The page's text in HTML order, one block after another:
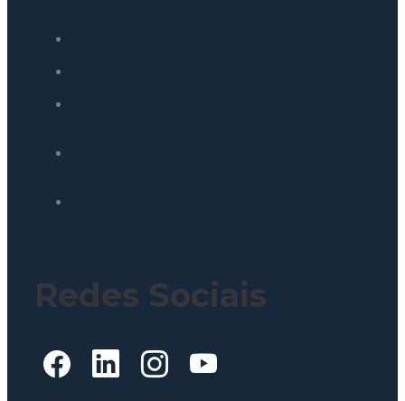
Redes Sociais